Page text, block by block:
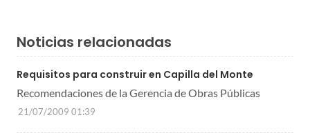
Noticias relacionadas
Requisitos para construir en Capilla del Monte
Recomendaciones de la Gerencia de Obras Públicas
21/07/2009 01:39